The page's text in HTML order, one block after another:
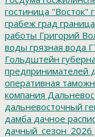
гостиница "Восток"
грабеж град граница
работы Григорий
воды грязная вода
Гольдштейн
предпринимателей
оперативная
компания
дальневосточный
дамба дачное
дачный_сезон_2026